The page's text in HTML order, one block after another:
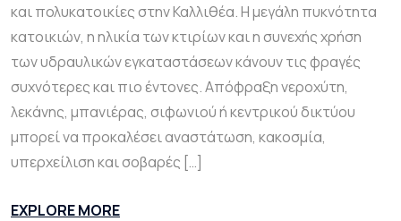
και πολυκατοικίες στην Καλλιθέα. Η μεγάλη πυκνότητα
κατοικιών, η ηλικία των κτιρίων και η συνεχής χρήση
των υδραυλικών εγκαταστάσεων κάνουν τις φραγές
συχνότερες και πιο έντονες. Απόφραξη νεροχύτη,
λεκάνης, μπανιέρας, σιφωνιού ή κεντρικού δικτύου
μπορεί να προκαλέσει αναστάτωση, κακοσμία,
υπερχείλιση και σοβαρές […]
EXPLORE MORE